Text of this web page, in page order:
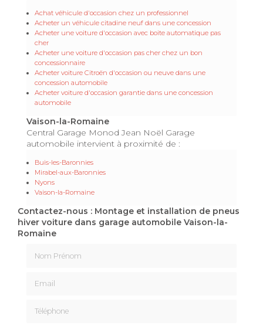
Achat véhicule d'occasion chez un professionnel
Acheter un véhicule citadine neuf dans une concession
Acheter une voiture d'occasion avec boite automatique pas
cher
Acheter une voiture d'occasion pas cher chez un bon
concessionnaire
Acheter voiture Citroën d'occasion ou neuve dans une
concession automobile
Acheter voiture d'occasion garantie dans une concession
automobile
Vaison-la-Romaine
Central Garage Monod Jean Noël Garage
automobile intervient à proximité de :
Buis-les-Baronnies
Mirabel-aux-Baronnies
Nyons
Vaison-la-Romaine
Contactez-nous : Montage et installation de pneus
hiver voiture dans garage automobile Vaison-la-
Romaine